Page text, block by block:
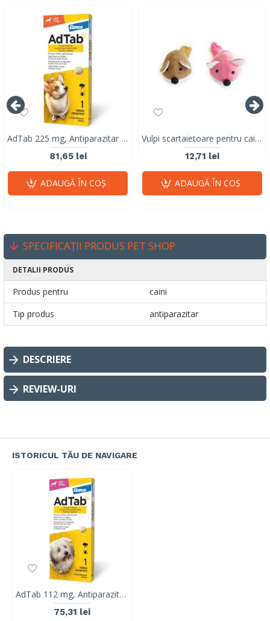
AdTab 225 mg, Antiparazitar Masticabil pentru Câini (5.5 - 11 kg), 1 Comprimat
81,65 lei
ADAUGĂ ÎN COŞ
Vulpi scartaietoare pentru caini GRINGO M-PETS, 35 x 10 x 9.5 cm
12,71 lei
ADAUGĂ ÎN COŞ
SPECIFICAȚII PRODUS PET SHOP
DETALII PRODUS
Produs pentru
caini
Tip produs
antiparazitar
DESCRIERE
REVIEW-URI
ISTORICUL TĂU DE NAVIGARE
AdTab 112 mg, Antiparazitar Masticabil pentru Câini (2.5 - 5.5 kg), 1 Comprimat
75,31 lei